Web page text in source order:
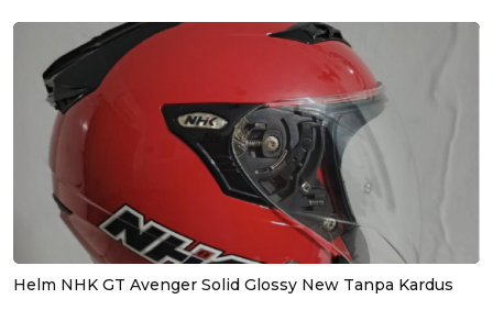
Helm NHK GT Avenger Solid Glossy New Tanpa Kardus